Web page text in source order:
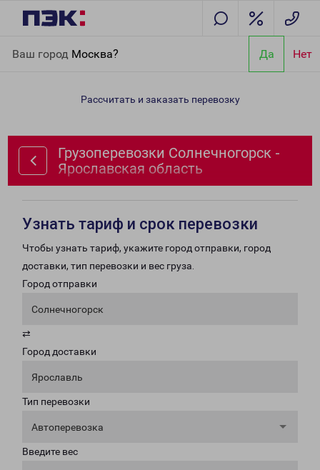
Ваш город Москва? Да Нет
Ярославская область
Рассчитать и заказать перевозку
Грузоперевозки Солнечногорск -
Ярославская область
Узнать тариф и срок перевозки
Чтобы узнать тариф, укажите город отправки, город
доставки, тип перевозки и вес груза.
Город отправки
Солнечногорск
⇄
Город доставки
Ярославль
Тип перевозки
Автоперевозка
Введите вес